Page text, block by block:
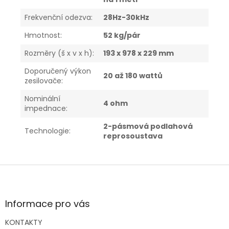
Frekvenční odezva:
28Hz-30kHz
Hmotnost:
52 kg/pár
Rozměry (š x v x h):
193 x 978 x 229 mm
Doporučený výkon
zesilovače: 20 až 180 wattů
Nominální
impednace: 4 ohm
Technologie:
2-pásmová podlahová
reprosoustava
Z
aInformace pro vás
KONTAKTY